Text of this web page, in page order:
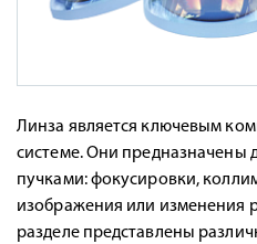
Линза является ключевым
системе. Они предназначены
пучками: фокусировки,
изображения или изменения
разделе представлены